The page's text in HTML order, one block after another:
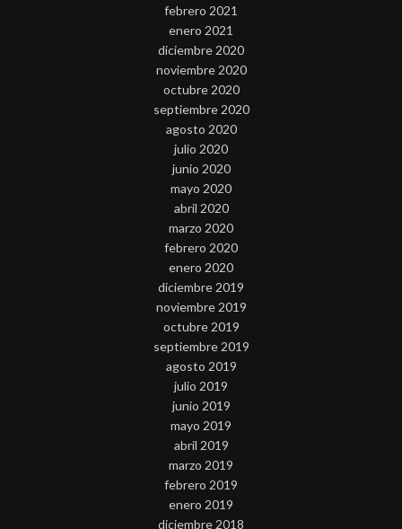
febrero 2021
enero 2021
diciembre 2020
noviembre 2020
octubre 2020
septiembre 2020
agosto 2020
julio 2020
junio 2020
mayo 2020
abril 2020
marzo 2020
febrero 2020
enero 2020
diciembre 2019
noviembre 2019
octubre 2019
septiembre 2019
agosto 2019
julio 2019
junio 2019
mayo 2019
abril 2019
marzo 2019
febrero 2019
enero 2019
diciembre 2018